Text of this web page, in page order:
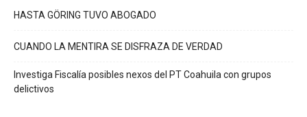
HASTA GÖRING TUVO ABOGADO
CUANDO LA MENTIRA SE DISFRAZA DE VERDAD
Investiga Fiscalía posibles nexos del PT Coahuila con grupos
delictivos